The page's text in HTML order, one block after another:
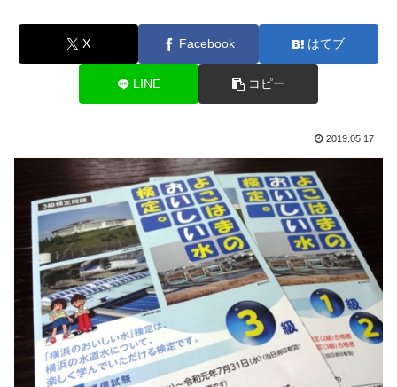
X Facebook はてブ
LINE コピー
2019.05.17